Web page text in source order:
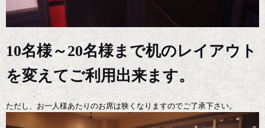
10名様～20名様まで机のレイアウト
を変えてご利用出来ます。
ただし、お一人様あたりのお席は狭くなりますのでご了承下さい。